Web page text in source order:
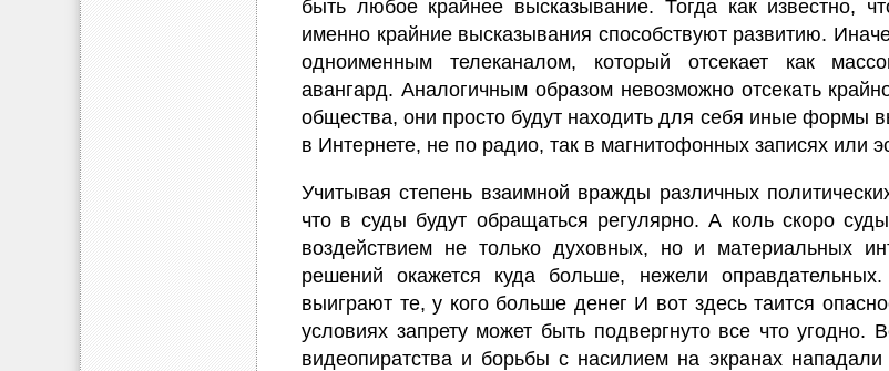
быть любое крайнее высказывание. Тогда как известно,
именно крайние высказывания способствуют развитию.
одноименным телеканалом, который отсекает как
авангард. Аналогичным образом невозможно отсекать
общества, они просто будут находить для себя иные формы
в Интернете, не по радио, так в магнитофонных записях или
Учитывая степень взаимной вражды различных
что в суды будут обращаться регулярно. А коль скоро
воздействием не только духовных, но и материальных
решений окажется куда больше, нежели
выиграют те, у кого больше денег И вот здесь таится
условиях запрету может быть подвергнуто все что угодно.
видеопиратства и борьбы с насилием на экранах нападали